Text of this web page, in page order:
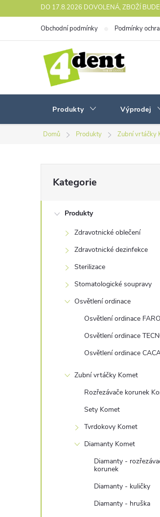
na
DO 17.8.2026 DOVOLENÁ, ZBOŽÍ
Obchodní podmínky Podmínky
Produkty Výprodej
Domů Produkty Zubní vrtáčky
o
kategorie
Kategorie
Produkty
Zdravotnické oblečení
Zdravotnické dezinfekce
Sterilizace
Stomatologické soupravy
Osvětlení ordinace
Osvětlení ordinace FARO
Osvětlení ordinace
Osvětlení ordinace
Zubní vrtáčky Komet
Rozřezávače korunek
Sety Komet
Tvrdokovy Komet
Diamanty Komet
Diamanty -
korunek
Diamanty - kuličky
Diamanty - hruška